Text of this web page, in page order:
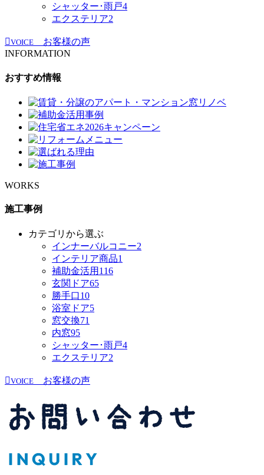
シャッター･雨戸4
エクステリア2
VOICE
お客様の声
INFORMATION
おすすめ情報
WORKS
施工事例
カテゴリから選ぶ
インナーバルコニー2
インテリア商品1
補助金活用 116
玄関ドア65
勝手口10
浴室ドア5
窓交換71
内窓95
シャッター･雨戸4
エクステリア2
VOICE お客様の声